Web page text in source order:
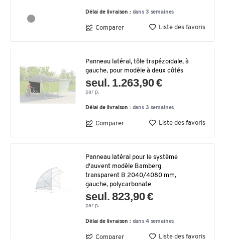
Délai de livraison : dans 3 semaines
Comparer Liste des favoris
Panneau latéral, tôle trapézoïdale, à
gauche, pour modèle à deux côtés
seul. 1.263,90 €
par p.
Délai de livraison : dans 3 semaines
Comparer Liste des favoris
Panneau latéral pour le système
d'auvent modèle Bamberg
transparent B 2040/4080 mm,
gauche, polycarbonate
seul. 823,90 €
par p.
Délai de livraison : dans 4 semaines
Comparer Liste des favoris